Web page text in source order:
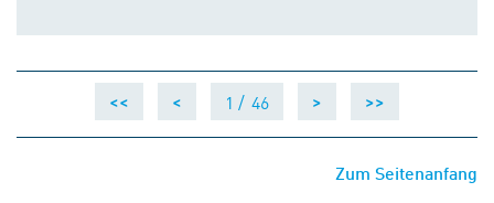
<< < 1 / 46 > >>
Zum Seitenanfang